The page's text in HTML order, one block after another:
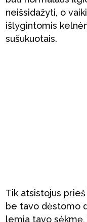
neišsidažyti, o
išlygintomis
sušukuotais.
Tik atsistojus
be tavo dėstomo
lemia tavo sėkmę,